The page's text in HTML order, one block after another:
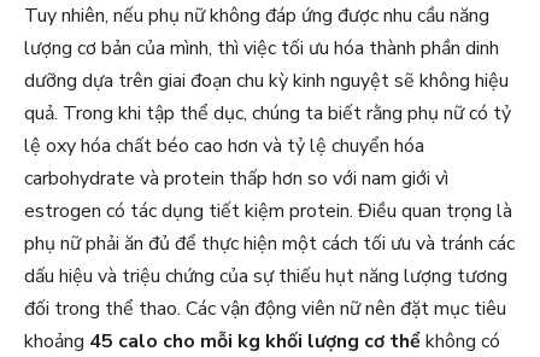
Tuy nhiên, nếu phụ nữ không đáp ứng được nhu cầu năng
lượng cơ bản của mình, thì việc tối ưu hóa thành phần dinh
dưỡng dựa trên giai đoạn chu kỳ kinh nguyệt sẽ không hiệu
quả. Trong khi tập thể dục, chúng ta biết rằng phụ nữ có tỷ
lệ oxy hóa chất béo cao hơn và tỷ lệ chuyển hóa
carbohydrate và protein thấp hơn so với nam giới vì
estrogen có tác dụng tiết kiệm protein. Điều quan trọng là
phụ nữ phải ăn đủ để thực hiện một cách tối ưu và tránh các
dấu hiệu và triệu chứng của sự thiếu hụt năng lượng tương
đối trong thể thao. Các vận động viên nữ nên đặt mục tiêu
khoảng 45 calo cho mỗi kg khối lượng cơ thểkhông có